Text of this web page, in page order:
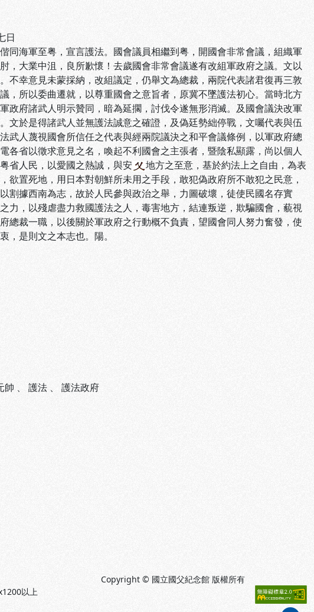
日
同海軍至粤，宣言護法。國會議員相繼到粤，開國會非常會議，組織軍
，大業中沮，良所歉懷！去歲國會非常會議遂有改組軍政府之議。文以
不幸意見未蒙採納，改組議定，仍舉文為總裁，兩院代表諸君復再三敦
，所以委曲遷就，以尊重國會之意旨者，原冀不墜護法初心。當時北方
政府諸武人明示贊同，暗為延擱，討伐令遂無形消滅。及國會議決改軍
文於是得諸武人並無護法誠意之確證，及偽廷勢絀停戰，文囑代表與伍
武人蔑視國會所信任之代表與經兩院議決之和平會議條例，以軍政府總
省以徵求意見之名，喚起不利國會之主張者，暨陰私顯露，尚以個人
省人民，以愛國之熱誠，與安
地方之至意，基於約法上之自由，為表
置死地，用日本對朝鮮所未用之手段，敢犯偽政府所不敢犯之民意，
割據西南為志，故於人民參與政治之舉，力圖破壞，徒使民國名存實
力，以殘虐盡力救國護法之人，毒害地方，結連叛逆，欺騙國會，藐視
總裁一職，以後關於軍政府之行動概不負責，望國會同人努力奮發，使
，是則文之本志也。陽。
帥 、 護法 、 護法政府
以上
Copyright © 國立國父紀念館 版權所有